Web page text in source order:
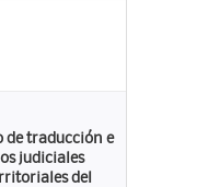
de traducción e
judiciales
del